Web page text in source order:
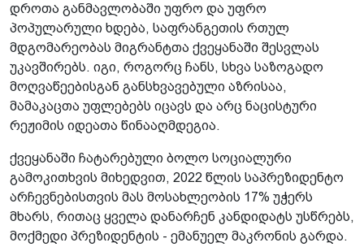
დროთა განმავლობაში უფრო და უფრო
პოპულარული ხდება, საფრანგეთის რთულ
მდგომარეობას მიგრანტთა ქვეყანაში შესვლას
უკავშირებს. იგი, როგორც ჩანს, სხვა საზოგადო
მოღვაწეებისგან განსხვავებული აზრისაა,
მამაკაცთა უფლებებს იცავს და არც ნაცისტური
რეჟიმის იდეათა წინააღმდეგია.
ქვეყანაში ჩატარებული ბოლო სოციალური
გამოკითხვის მიხედვით, 2022 წლის საპრეზიდენტო
არჩევნებისთვის მას მოსახლეობის 17% უჭერს
მხარს, რითაც ყველა დანარჩენ კანდიდატს უსწრებს,
მოქმედი პრეზიდენტის - ემანუელ მაკრონის გარდა.